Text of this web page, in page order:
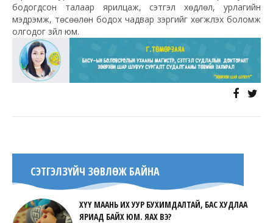
бодогдсон талаар ярилцаж, сэтгэл хөдлөл, урлагийн
мэдрэмж, төсөөлөн бодох чадвар зэргийг хөгжүүлэх боломж
олгодог зүйл юм.
СЭТГЭЛЗҮЙЧ ЗӨВЛӨЖ БАЙНА
ХҮҮ МААНЬ ИХ УУР БУХИМДАЛТАЙ, БАС ХУДЛАА
ЯРИАД БАЙХ ЮМ. ЯАХ ВЭ?